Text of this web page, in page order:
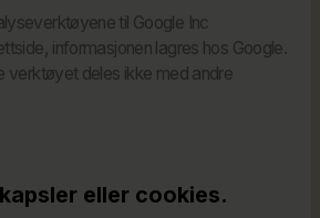
til Google Inc
informasjonen lagres hos Google.
verktøyet deles ikke med andre
eller cookies.